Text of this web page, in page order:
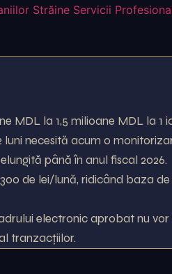
Străine Servicii
la 1,5 milioane MDL la 1
necesită acum o
până în anul fiscal 2026.
de lei/lună, ridicând baza
electronic aprobat nu vor
tranzacțiilor.